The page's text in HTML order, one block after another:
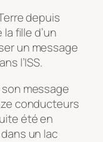
depuis
fille d’un
un message
l’ISS.
message
conducteurs
été en
un lac